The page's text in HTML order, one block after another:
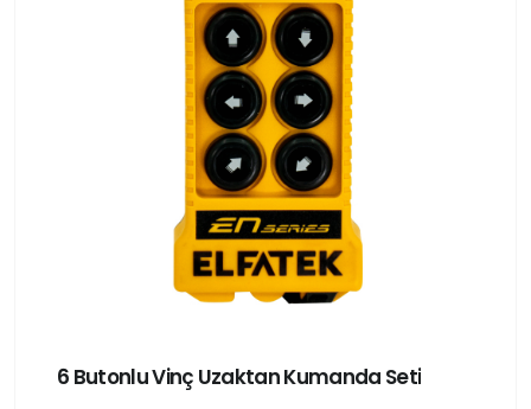
6 Butonlu Vinç Uzaktan Kumanda Seti